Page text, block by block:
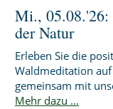
Mi., 05.08.'26:
der Natur
Erleben Sie die
Waldmeditation
gemeinsam mit
Mehr dazu ...